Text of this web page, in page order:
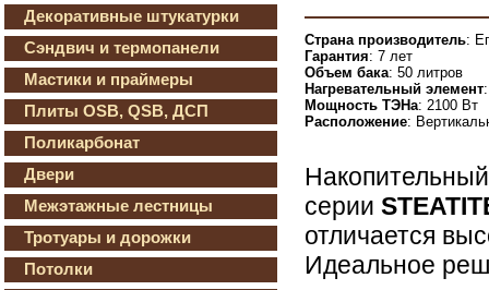
Декоративные штукатурки
Сэндвич и термопанели
Мастики и праймеры
Плиты OSB, QSB, ДСП
Поликарбонат
Двери
Межэтажные лестницы
Тротуары и дорожки
Потолки
Страна производитель:
Гарантия: 7 лет
Объем бака: 50 литров
Нагревательный элемент
Мощность ТЭНа: 2100 Вт
Расположение:
серии
отличается
Идеальное